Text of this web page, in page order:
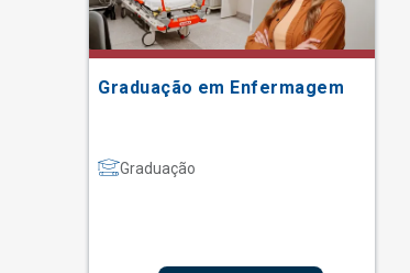
Graduação em Enfermagem
Graduação